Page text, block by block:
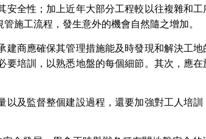
全性；加上近年大部分工程較以往複雜和工
施工流程，發生意外的機會自然隨之增加。
商應確保其管理措施能及時發現和解決工地
培訓，以熟悉地盤的每個細節。其次，應在
及監督整個建設過程，還要加強對工人培訓